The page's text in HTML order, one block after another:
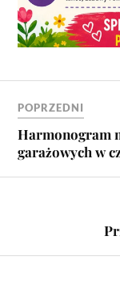
POPRZEDNI
Harmonogram
garażowych w